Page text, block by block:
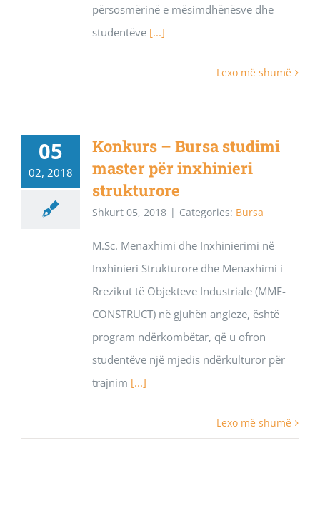
përsosmërinë e mësimdhënësve dhe
studentëve [...]
Lexo më shumë
05
02, 2018
Konkurs – Bursa studimi
master për inxhinieri
strukturore
Shkurt 05, 2018 | Categories: Bursa
M.Sc. Menaxhimi dhe Inxhinierimi në
Inxhinieri Strukturore dhe Menaxhimi i
Rrezikut të Objekteve Industriale (MME-
CONSTRUCT) në gjuhën angleze, është
program ndërkombëtar, që u ofron
studentëve një mjedis ndërkulturor për
trajnim [...]
Lexo më shumë